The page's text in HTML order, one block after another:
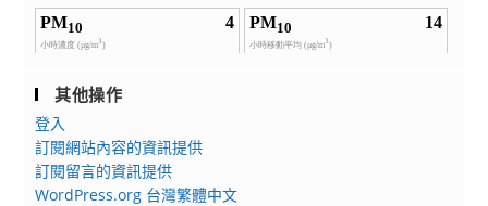
其他操作
登入
訂閱網站內容的資訊提供
訂閱留言的資訊提供
WordPress.org 台灣繁體中文